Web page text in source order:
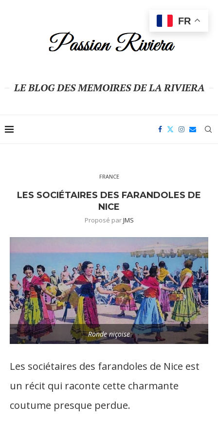
LE BLOG DES MEMOIRES DE LA RIVIERA
FRANCE
LES SOCIÉTAIRES DES FARANDOLES DE
NICE
Proposé parJMS
Ronde niçoise
Les sociétaires des farandoles de Nice est
un récit qui raconte cette charmante
coutume presque perdue.
FR